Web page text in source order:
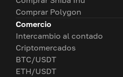
Comprar Polygon
Comercio
Intercambio al contado
Criptomercados
BTC/USDT
ETH/USDT